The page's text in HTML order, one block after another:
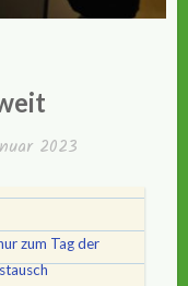
2023
zum Tag der